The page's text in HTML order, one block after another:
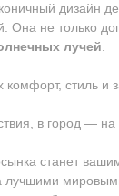
дизайн
не только
лучей.
стиль и
в город —
станет
лучшими